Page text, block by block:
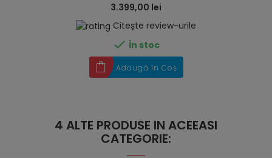
3.399,00 lei
Citește review-urile
 În stoc
Adaugă în Coș
4 ALTE PRODUSE IN ACEEASI
CATEGORIE: